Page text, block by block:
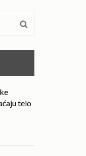
Претрага
за:
telo